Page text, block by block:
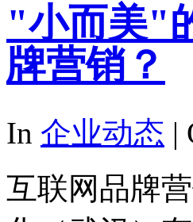
"小而美"
牌营销？
In 企业动态 |
互联网品牌